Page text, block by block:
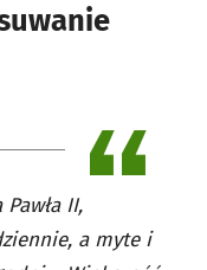
II,
a myte i